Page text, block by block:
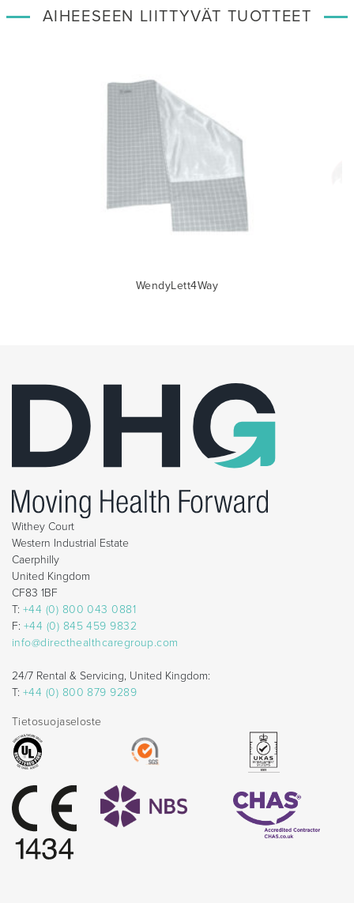
AIHEESEEN LIITTYVÄT TUOTTEET
WendyLett4Way
Withey Court
Western Industrial Estate
Caerphilly
United Kingdom
CF83 1BF
T: +44 (0) 800 043 0881
F: +44 (0) 845 459 9832
info@directhealthcaregroup.com
24/7 Rental & Servicing, United Kingdom:
T: +44 (0) 800 879 9289
Tietosuojaseloste